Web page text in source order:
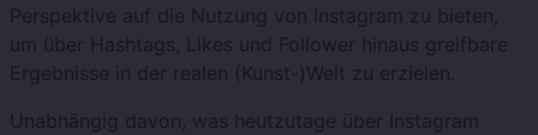
Perspektive auf die Nutzung von Instagram zu bieten,
um über Hashtags, Likes und Follower hinaus greifbare
Ergebnisse in der realen (Kunst-)Welt zu erzielen.
Unabhängig davon, was heutzutage über Instagram